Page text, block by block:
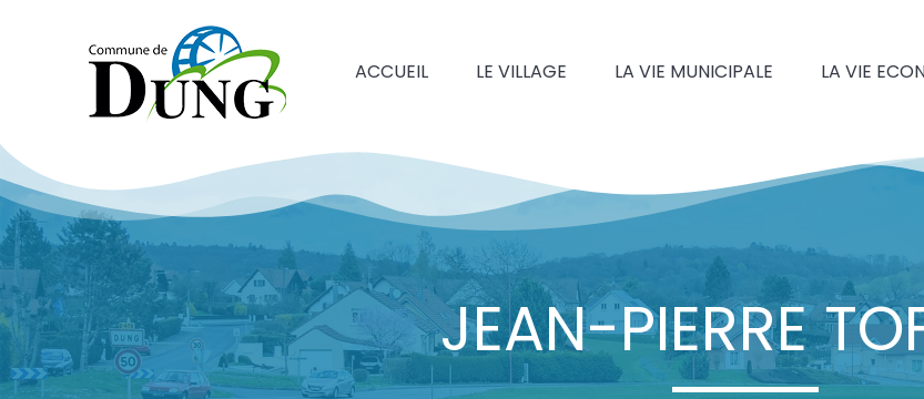
ACCUEIL LE VILLAGE LA VIE MUNICIPALE LA VIE
JEAN-PIERRE